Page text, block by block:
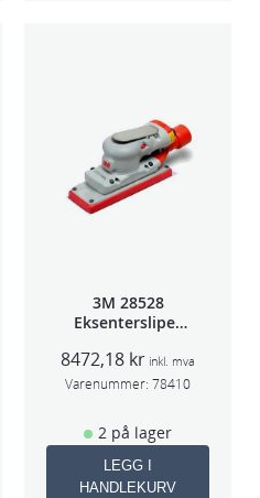
3M 28528
Eksentersliper
3mm slag
70×198
8472,18 kr inkl. mva
Varenummer: 78410
2 på lager
LEGG I
HANDLEKURV